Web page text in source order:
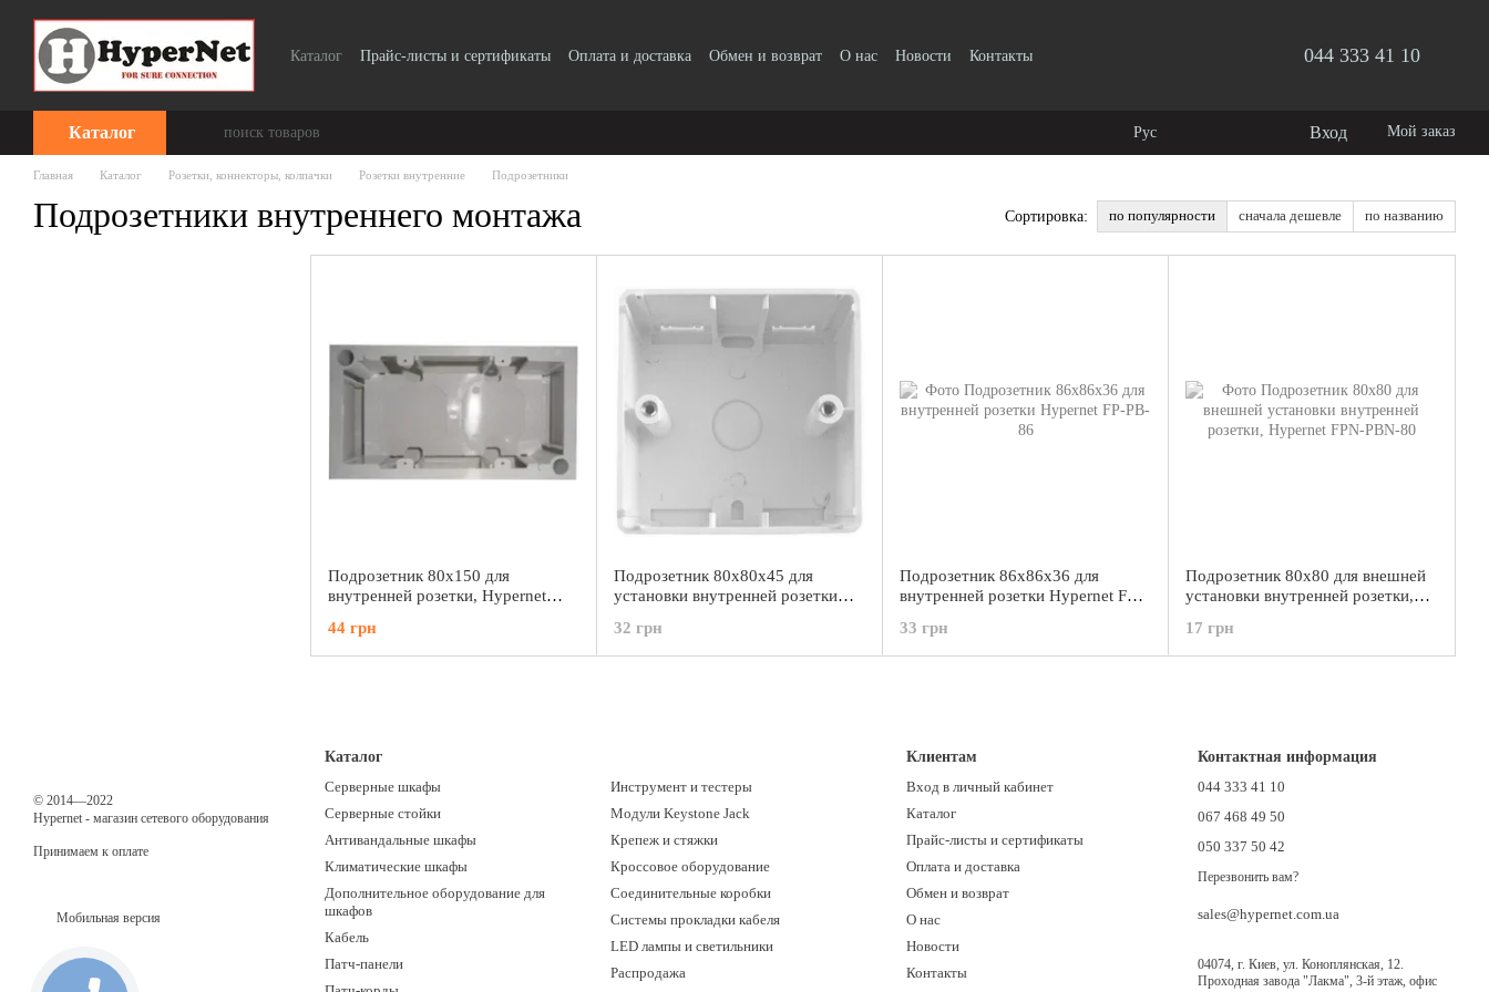
Перейти к основному контенту
Каталог Прайс-листы и сертификаты Оплата и доставка Обмен и возврат О нас Новости Контакты 044 333 41 10
Каталог Рус Вход Мой заказ
Главная Каталог Розетки, коннекторы, колпачки Розетки внутренние Подрозетники
Подрозетники внутреннего монтажа Сортировка: по популярности сначала дешевле по названию
Подрозетник 80x150 для
внутренней розетки, Hypernet
44 грн
Подрозетник 80x80x45 для
установки внутренней розетки
32 грн
Подрозетник 86x86x36 для
внутренней розетки Hypernet FP-
33 грн
Подрозетник 80x80 для внешней
установки внутренней розетки,
17 грн
© 2014—2022
Hypernet - магазин сетевого оборудования
Принимаем к оплате
Мобильная версия
Каталог
Серверные шкафы
Серверные стойки
Антивандальные шкафы
Климатические шкафы
Дополнительное оборудование для
шкафов
Кабель
Патч-панели
Инструмент и тестеры
Модули Keystone Jack
Крепеж и стяжки
Кроссовое оборудование
Соединительные коробки
Системы прокладки кабеля
LED лампы и светильники
Распродажа
Клиентам
Вход в личный кабинет
Каталог
Прайс-листы и сертификаты
Оплата и доставка
Обмен и возврат
О нас
Новости
Контакты
Контактная информация
044 333 41 10
067 468 49 50
050 337 50 42
Перезвонить вам?
sales@hypernet.com.ua
04074, г. Киев, ул. Коноплянская, 12.
Проходная завода "Лакма", 3-й этаж, офис